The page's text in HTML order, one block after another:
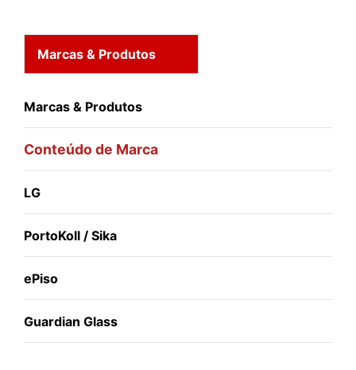
Marcas & Produtos
Marcas & Produtos
Conteúdo de Marca
LG
PortoKoll / Sika
ePiso
Guardian Glass